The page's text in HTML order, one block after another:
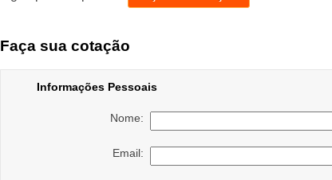
Faça sua cotação
Informações Pessoais
Nome:
Email: